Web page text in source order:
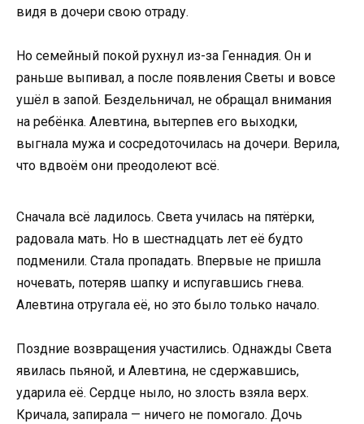
видя в дочери свою отраду.
Но семейный покой рухнул из-за Геннадия. Он и
раньше выпивал, а после появления Светы и вовсе
ушёл в запой. Бездельничал, не обращал внимания
на ребёнка. Алевтина, вытерпев его выходки,
выгнала мужа и сосредоточилась на дочери. Верила,
что вдвоём они преодолеют всё.
Сначала всё ладилось. Света училась на пятёрки,
радовала мать. Но в шестнадцать лет её будто
подменили. Стала пропадать. Впервые не пришла
ночевать, потеряв шапку и испугавшись гнева.
Алевтина отругала её, но это было только начало.
Поздние возвращения участились. Однажды Света
явилась пьяной, и Алевтина, не сдержавшись,
ударила её. Сердце ныло, но злость взяла верх.
Кричала, запирала — ничего не помогало. Дочь